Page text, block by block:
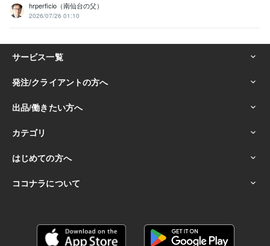
hrperficio（南仙台の父）
2026/07/26 01:10